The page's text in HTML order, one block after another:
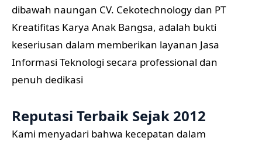
dibawah naungan CV. Cekotechnology dan PT
Kreatifitas Karya Anak Bangsa, adalah bukti
keseriusan dalam memberikan layanan Jasa
Informasi Teknologi secara professional dan
penuh dedikasi
Reputasi Terbaik Sejak 2012
Kami menyadari bahwa kecepatan dalam